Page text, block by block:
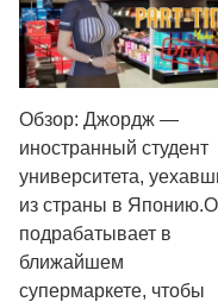
Обзор: Джордж —
иностранный студент
университета,
из страны в
подрабатывает в
ближайшем
супермаркете, чтобы